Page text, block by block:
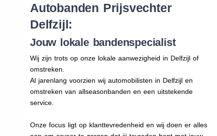
Autobanden Prijsvechter
Delfzijl:
Jouw lokale bandenspecialist
Wij zijn trots op onze lokale aanwezigheid in Delfzijl of
omstreken.
Al jarenlang voorzien wij automobilisten in Delfzijl en
omstreken van allseasonbanden en een uitstekende
service.
Onze focus ligt op klanttevredenheid en wij doen er alles